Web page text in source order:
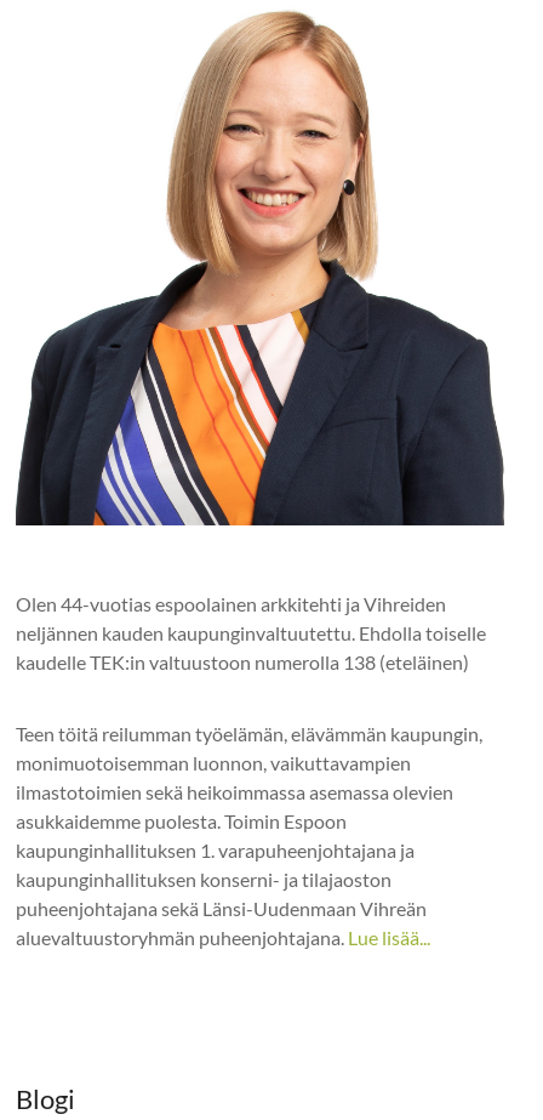
Olen 44-vuotias espoolainen arkkitehti ja Vihreiden
neljännen kauden kaupunginvaltuutettu. Ehdolla toiselle
kaudelle TEK:in valtuustoon numerolla 138 (eteläinen)
Teen töitä reilumman työelämän, elävämmän kaupungin,
monimuotoisemman luonnon, vaikuttavampien
ilmastotoimien sekä heikoimmassa asemassa olevien
asukkaidemme puolesta. Toimin Espoon
kaupunginhallituksen 1. varapuheenjohtajana ja
kaupunginhallituksen konserni- ja tilajaoston
puheenjohtajana sekä Länsi-Uudenmaan Vihreän
aluevaltuustoryhmän puheenjohtajana. Lue lisää...
Blogi